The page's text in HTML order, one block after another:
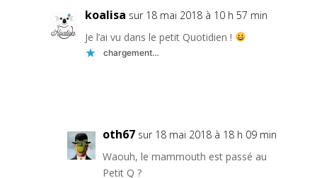
koalisa sur 18 mai 2018 à 10 h 57 min
Je l’ai vu dans le petit Quotidien !
chargement…
oth67 sur 18 mai 2018 à 18 h 09 min
Waouh, le mammouth est passé au
Petit Q ?